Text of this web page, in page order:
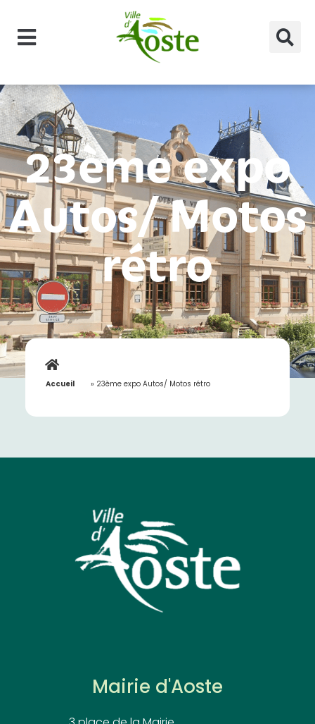
23ème expo
Autos/ Motos
rétro
Accueil » 23ème expo Autos/ Motos rétro
Mairie d'Aoste